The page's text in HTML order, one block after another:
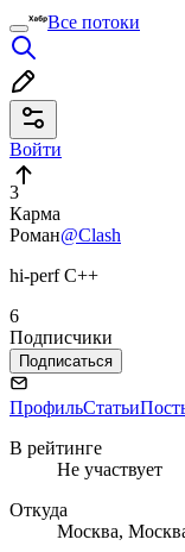
Все потоки
Войти
3
Карма
Роман@Clash
hi-perf C++
6
Подписчики
Подписаться
ПрофильСтатьи
В рейтинге
Не участвует
Откуда
Москва,